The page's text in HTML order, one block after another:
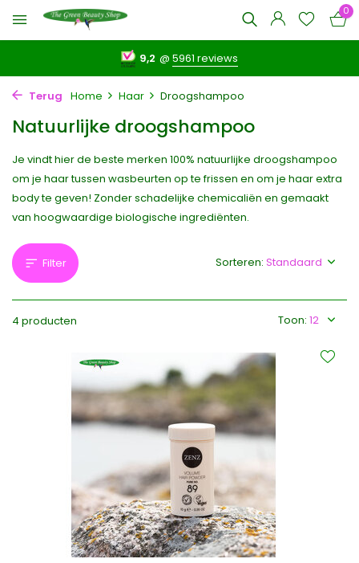
0
9,2 @5961 reviews
Terug Home Haar Droogshampoo
Natuurlijke droogshampoo
Je vindt hier de beste merken 100% natuurlijke droogshampoo
om je haar tussen wasbeurten op te frissen en om je haar extra
body te geven! Zonder schadelijke chemicaliën en gemaakt
van hoogwaardige biologische ingrediënten.
Filter
4 producten Toon:
Sorteren: